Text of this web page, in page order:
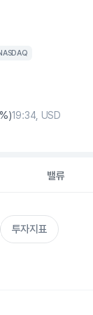
19:34, USD
밸류
투자지표